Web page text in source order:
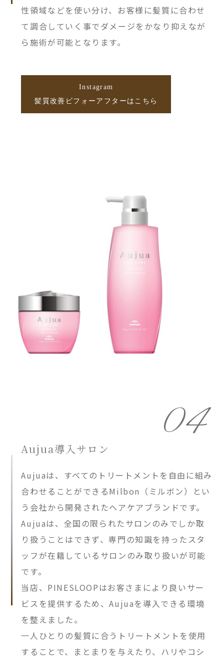
性領域などを使い分け、お客様に髪質に合わせ
て調合していく事でダメージをかなり抑えなが
ら施術が可能となります。
Instagram
髪質改善ビフォーアフターはこちら
04
Aujua導入サロン
Aujuaは、すべてのトリートメントを自由に組み
合わせることができるMilbon（ミルボン）とい
う会社から開発されたヘアケアブランドです。
Aujuaは、全国の限られたサロンのみでしか取
り扱うことはできず、専門の知識を持ったスタ
ッフが在籍しているサロンのみ取り扱いが可能
です。
当店、PINESLOOPはお客さまにより良いサー
ビスを提供するため、Aujuaを導入できる環境
を整えました。
一人ひとりの髪質に合うトリートメントを使用
することで、まとまりを与えたり、ハリやコシ